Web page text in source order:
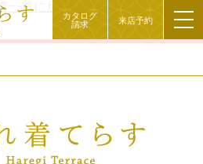
カタログ
請求 来店予約
一覧に戻る